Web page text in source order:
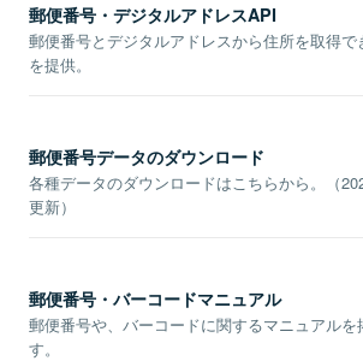
郵便番号・デジタルアドレスAPI
郵便番号とデジタルアドレスから住所を取得で
を提供。
郵便番号データのダウンロード
各種データのダウンロードはこちらから。（
更新）
郵便番号・バーコードマニュアル
郵便番号や、バーコードに関するマニュアルを
す。